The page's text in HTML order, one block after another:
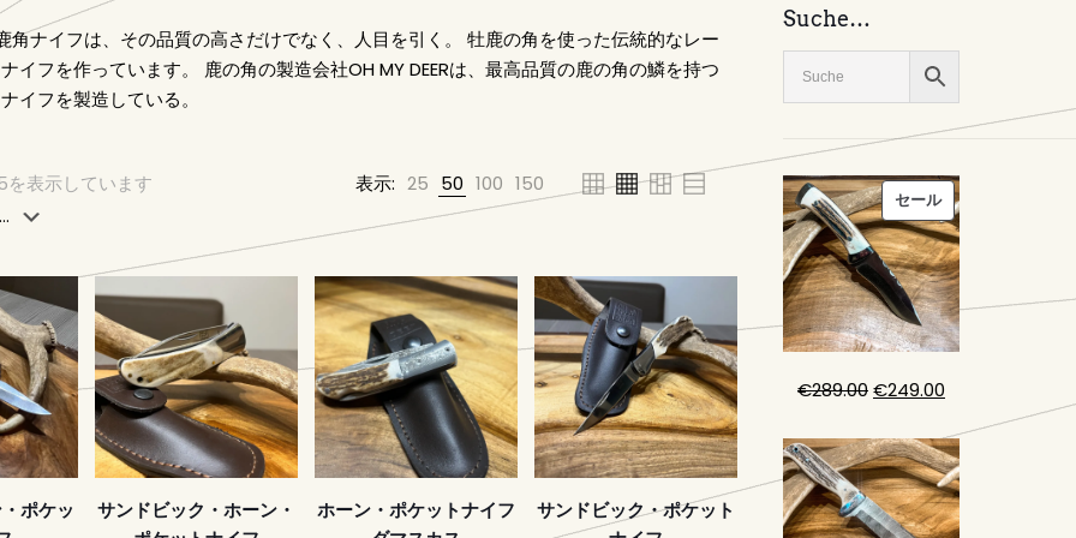
角ナイフは、その品質の高さだけでなく、人目を引く。 牡鹿の角を使った伝統的なレー
イフを作っています。 鹿の角の製造会社OH MY DEERは、最高品質の鹿の角の鱗を持つ
イフを製造している。
を表示しています 表示: 25 50 100 150
ポケッ
サンドビック・ホーン・
ホーン・ポケットナイフ
サンドビック・ポケット
Suche…
セール販
売
中
の
商
品
€289.00元
価
格
は
€249.00
の
価
格